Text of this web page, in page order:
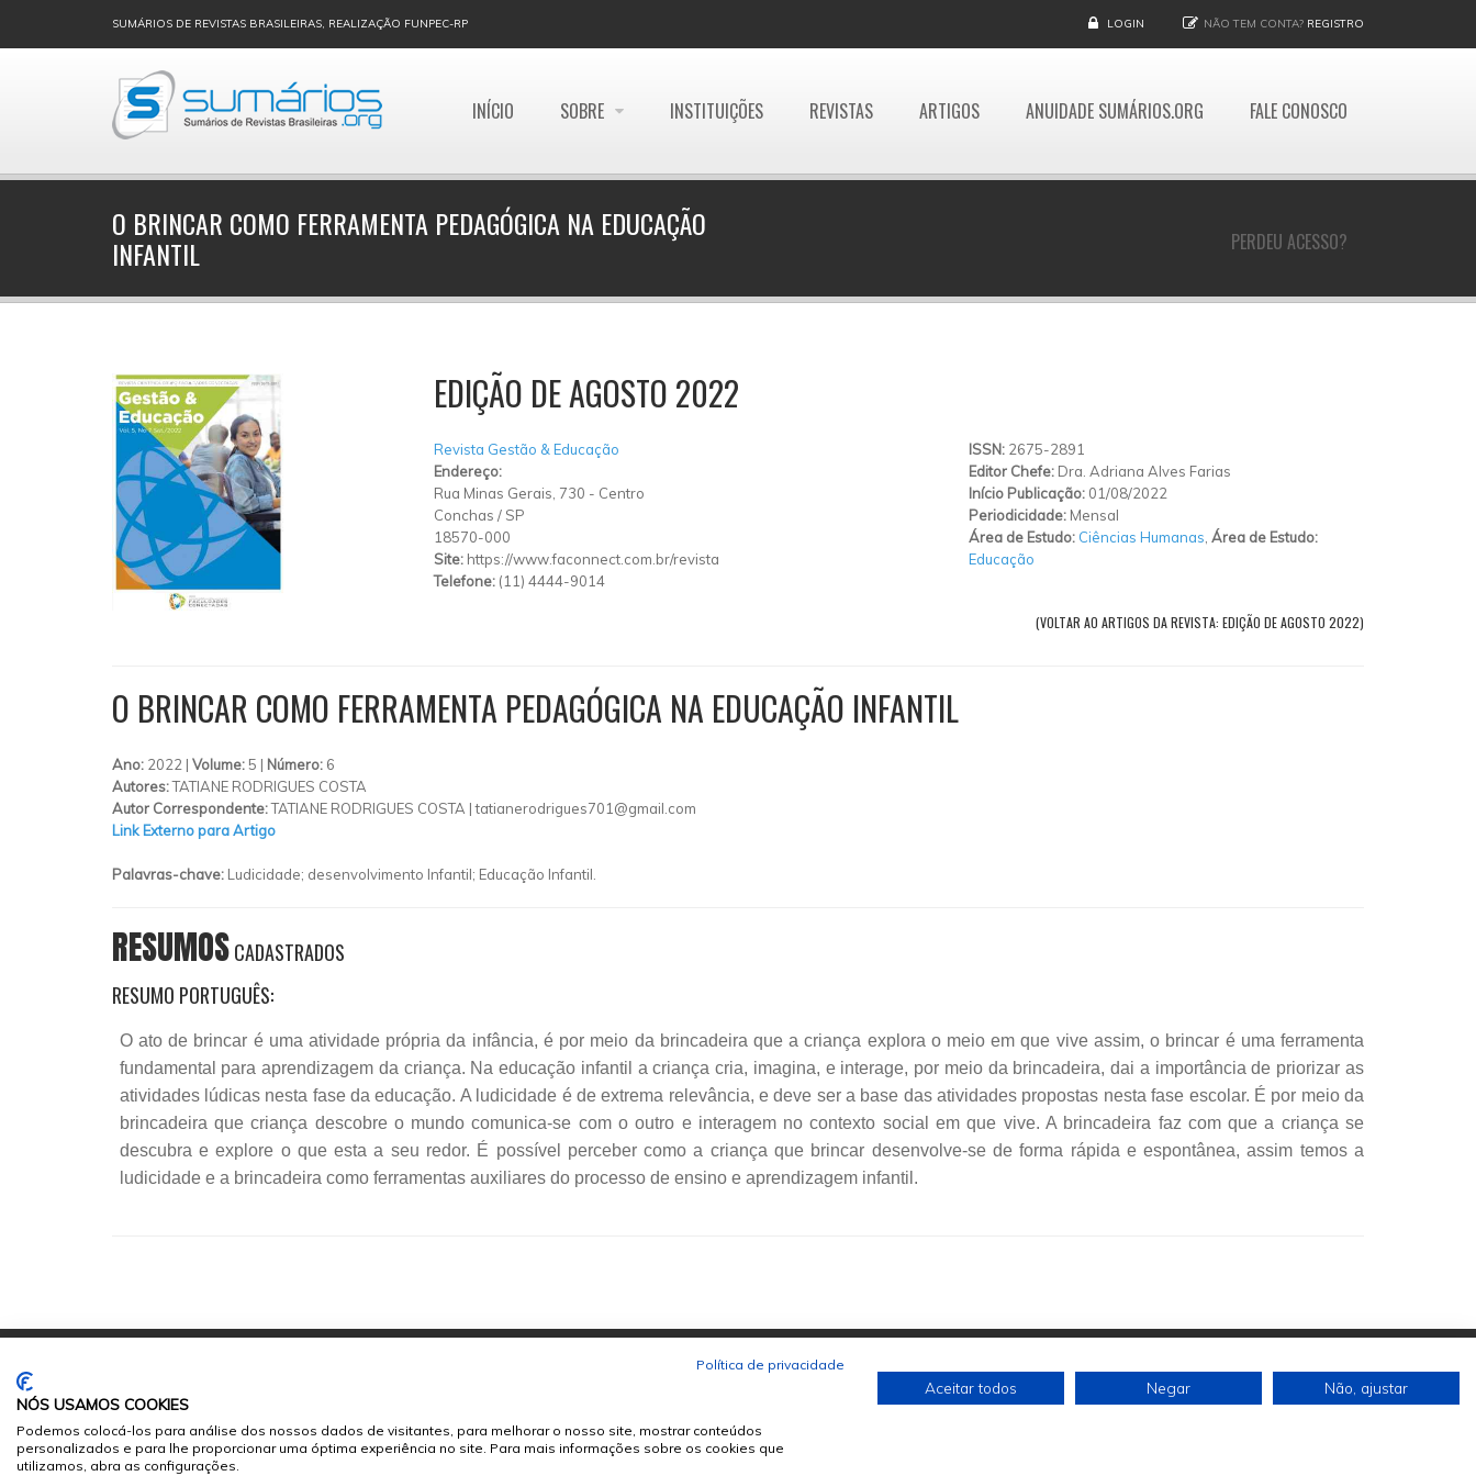
SUMÁRIOS DE REVISTAS BRASILEIRAS, REALIZAÇÃO FUNPEC-RP LOGIN NÃO TEM CONTA? REGISTRO
INÍCIO SOBRE INSTITUIÇÕES REVISTAS ARTIGOS ANUIDADE SUMÁRIOS.ORG FALE CONOSCO
PERDEU ACESSO?
O BRINCAR COMO FERRAMENTA PEDAGÓGICA NA EDUCAÇÃO
INFANTIL
EDIÇÃO DE AGOSTO 2022
Revista Gestão & Educação
Endereço:
Rua Minas Gerais, 730 - Centro
Conchas / SP
18570-000
Site: https://www.faconnect.com.br/revista
Telefone: (11) 4444-9014
ISSN: 2675-2891
Editor Chefe: Dra. Adriana Alves Farias
Início Publicação: 01/08/2022
Periodicidade: Mensal
Área de Estudo: Ciências Humanas Área de Estudo:
Educação
(VOLTAR AO ARTIGOS DA REVISTA: EDIÇÃO DE AGOSTO 2022)
O BRINCAR COMO FERRAMENTA PEDAGÓGICA NA EDUCAÇÃO INFANTIL
Ano: 2022 | Volume:5 | Número: 6
Autores:TATIANE RODRIGUES COSTA
Autor Correspondente:TATIANE RODRIGUES COSTA |tatianerodrigues701@gmail.com
Link Externo para Artigo
Palavras-chave: Ludicidade; desenvolvimento Infantil; Educação Infantil.
RESUMOSCADASTRADOS
RESUMO PORTUGUÊS:
O ato de brincar é uma atividade própria da infância, é por meio da brincadeira que a criança explora o meio em que vive assim, o brincar é uma ferramenta
fundamental para aprendizagem da criança. Na educação infantil a criança cria, imagina, e interage, por meio da brincadeira, dai a importância de priorizar as
atividades lúdicas nesta fase da educação. A ludicidade é de extrema relevância, e deve ser a base das atividades propostas nesta fase escolar. É por meio da
brincadeira que criança descobre o mundo comunica-se com o outro e interagem no contexto social em que vive. A brincadeira faz com que a criança se
descubra e explore o que esta a seu redor. É possível perceber como a criança que brincar desenvolve-se de forma rápida e espontânea, assim temos a
ludicidade e a brincadeira como ferramentas auxiliares do processo de ensino e aprendizagem infantil.
© 2026Sumários.org. Todos os Direitos Reservados
Desenvolvido por
Política de privacidade
NÓS USAMOS COOKIES
Podemos colocá-los para análise dos nossos dados de visitantes, para melhorar o nosso site, mostrar conteúdos
personalizados e para lhe proporcionar uma óptima experiência no site. Para mais informações sobre os cookies que
utilizamos, abra as configurações.
Aceitar todos Negar Não, ajustar